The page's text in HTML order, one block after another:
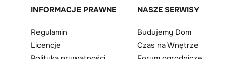
INFORMACJE PRAWNE
Regulamin
Licencje
NASZE SERWISY
Budujemy Dom
Czas na Wnętrze